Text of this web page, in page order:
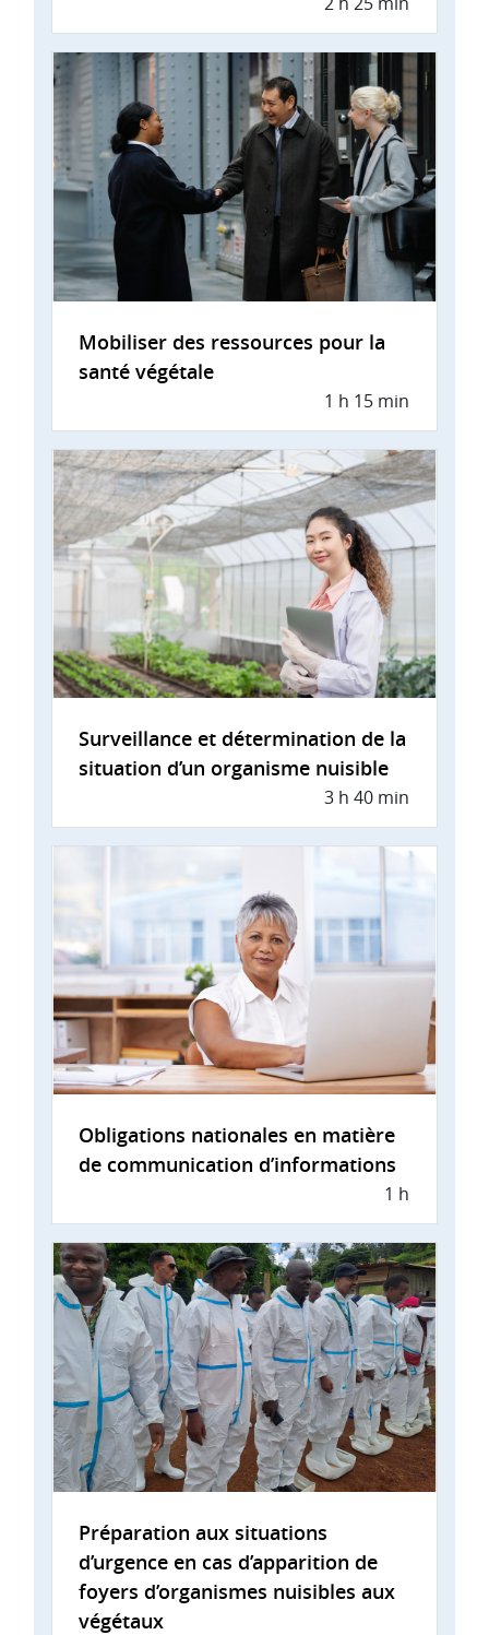
Mobiliser des ressources pour la
santé végétale
1 h 15 min
Surveillance et détermination de la
situation d’un organisme nuisible
3 h 40 min
Obligations nationales en matière
de communication d’informations
1 h
Préparation aux situations
d’urgence en cas d’apparition de
foyers d’organismes nuisibles aux
végétaux